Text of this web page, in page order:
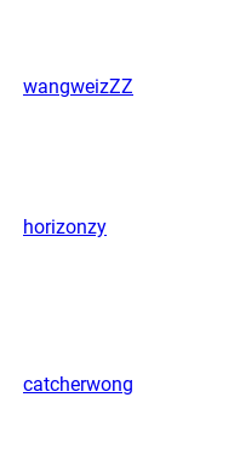
wangweizZZ
horizonzy
catcherwong